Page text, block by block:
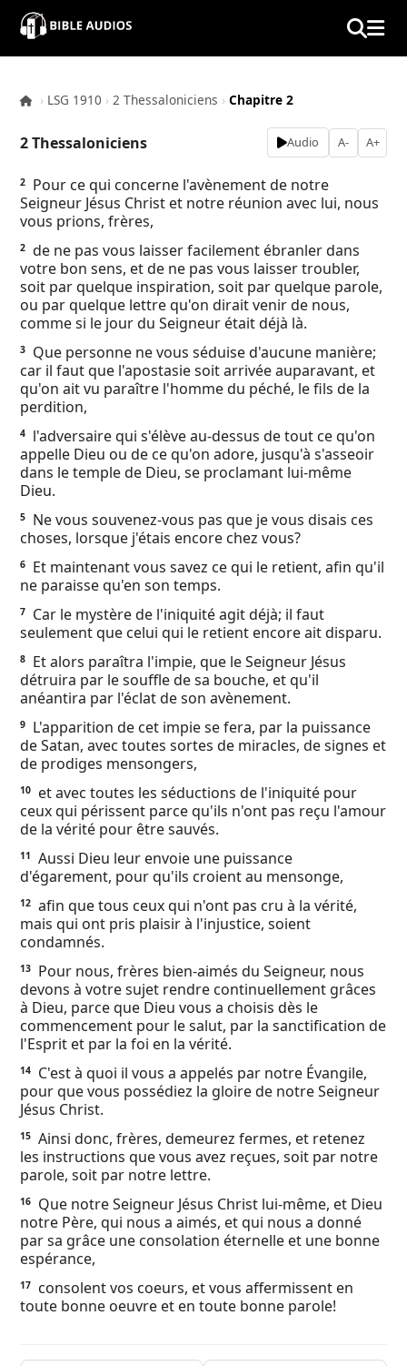
×
Contacts
About
Copyright
Download
L.O.A
Ebook
› LSG 1910 › 2 Thessaloniciens › Chapitre 2
2 Thessaloniciens Audio A- A+
2
Pour ce qui concerne l'avènement de notre
Seigneur Jésus Christ et notre réunion avec lui, nous
vous prions, frères,
2 de ne pas vous laisser facilement ébranler dans
votre bon sens, et de ne pas vous laisser troubler,
soit par quelque inspiration, soit par quelque parole,
ou par quelque lettre qu'on dirait venir de nous,
comme si le jour du Seigneur était déjà là.
3
Que personne ne vous séduise d'aucune manière;
car il faut que l'apostasie soit arrivée auparavant, et
qu'on ait vu paraître l'homme du péché, le fils de la
perdition,
4
l'adversaire qui s'élève au-dessus de tout ce qu'on
appelle Dieu ou de ce qu'on adore, jusqu'à s'asseoir
dans le temple de Dieu, se proclamant lui-même
Dieu.
5
Ne vous souvenez-vous pas que je vous disais ces
choses, lorsque j'étais encore chez vous?
6
Et maintenant vous savez ce qui le retient, afin qu'il
ne paraisse qu'en son temps.
7
Car le mystère de l'iniquité agit déjà; il faut
seulement que celui qui le retient encore ait disparu.
8
Et alors paraîtra l'impie, que le Seigneur Jésus
détruira par le souffle de sa bouche, et qu'il
anéantira par l'éclat de son avènement.
9
L'apparition de cet impie se fera, par la puissance
de Satan, avec toutes sortes de miracles, de signes et
de prodiges mensongers,
10
et avec toutes les séductions de l'iniquité pour
ceux qui périssent parce qu'ils n'ont pas reçu l'amour
de la vérité pour être sauvés.
11
Aussi Dieu leur envoie une puissance
d'égarement, pour qu'ils croient au mensonge,
12 afin que tous ceux qui n'ont pas cru à la vérité,
mais qui ont pris plaisir à l'injustice, soient
condamnés.
13
Pour nous, frères bien-aimés du Seigneur, nous
devons à votre sujet rendre continuellement grâces
à Dieu, parce que Dieu vous a choisis dès le
commencement pour le salut, par la sanctification de
l'Esprit et par la foi en la vérité.
14
C'est à quoi il vous a appelés par notre Évangile,
pour que vous possédiez la gloire de notre Seigneur
Jésus Christ.
15 Ainsi donc, frères, demeurez fermes, et retenez
les instructions que vous avez reçues, soit par notre
parole, soit par notre lettre.
16
Que notre Seigneur Jésus Christ lui-même, et Dieu
notre Père, qui nous a aimés, et qui nous a donné
par sa grâce une consolation éternelle et une bonne
espérance,
17
consolent vos coeurs, et vous affermissent en
toute bonne oeuvre et en toute bonne parole!